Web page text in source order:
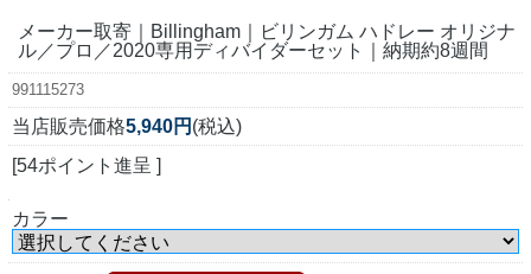
メーカー取寄｜Billingham｜ビリンガム ハドレー オリジナ
ル／プロ／2020専用ディバイダーセット｜納期約8週間
991115273
当店販売価格5,940円 (税込)
[54ポイント進呈 ]
カラー